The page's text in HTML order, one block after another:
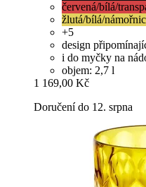
červená/bílá/
žlutá/bílá/
+5
design
i do myčky na
objem: 2,7 l
1 169,00 Kč
Doručení do 12. srpna